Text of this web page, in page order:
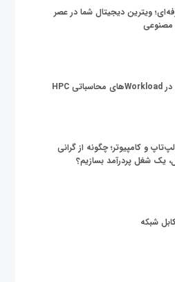
ویترین دیجیتال شما در عصر
و کامپیوتر؛ چگونه از گرانی
یک شغل پردرآمد بسازیم؟
شبکه